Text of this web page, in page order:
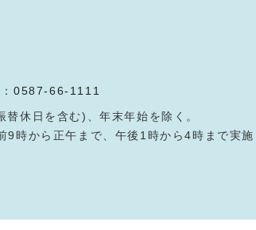
0587-66-1111
休日を含む)、年末年始を除く。
時から正午まで、午後1時から4時まで実施